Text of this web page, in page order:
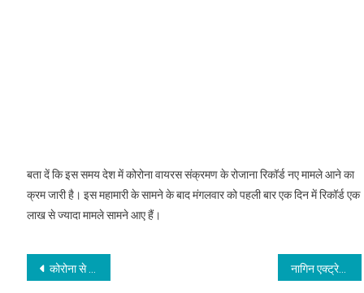
बता दें कि इस समय देश में कोरोना वायरस संक्रमण के रोजाना रिकॉर्ड नए मामले आने का
क्रम जारी है। इस महामारी के सामने के बाद मंगलवार को पहली बार एक दिन में रिकॉर्ड एक
लाख से ज्यादा मामले सामने आए हैं।
Post
कोरोना से लड़ने को लेकर सरकार योजनाबद्ध तरीके से काम नहीं कर रही: कांग्रेस नागिन एक्ट्रेस सायंतनी घोष से यूजर ने पूछा इनरवियर का साइज, बोलीं- मैं…